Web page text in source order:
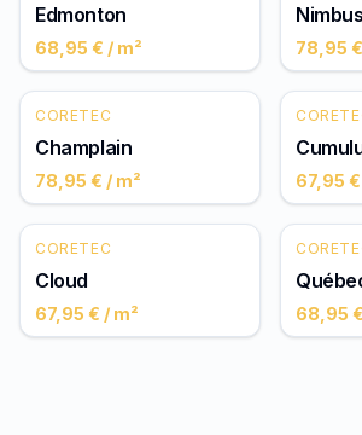
Edmonton
68,95 € / m² 78,95 €
CORETEC
Champlain
78,95 € / m² 67,95 €
CORETEC
Cloud
67,95 € / m² 68,95 €